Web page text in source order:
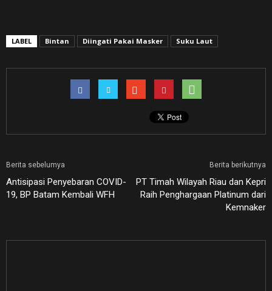
LABEL Bintan Diingati Pakai Masker Suku Laut
Berita sebelumya
Antisipasi Penyebaran COVID-
19, BP Batam Kembali WFH
Berita berikutnya
PT Timah Wilayah Riau dan Kepri
Raih Penghargaan Platinum dari
Kemnaker